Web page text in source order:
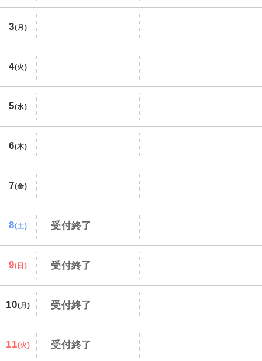
3(月)
4(火)
5(水)
6(木)
7(金)
8(土) 受付終了
9(日) 受付終了
10(月) 受付終了
11(火) 受付終了